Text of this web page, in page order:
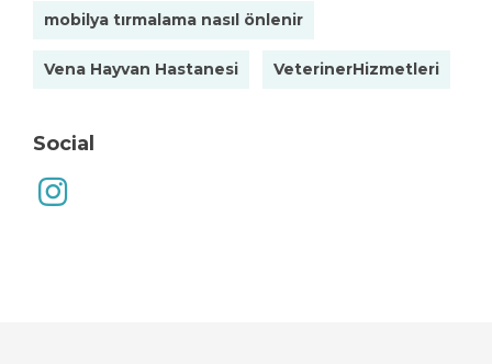
mobilya tırmalama nasıl önlenir
Vena Hayvan Hastanesi VeterinerHizmetleri
Social